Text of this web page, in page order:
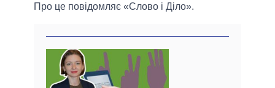
Про це повідомляє «Слово і Діло».